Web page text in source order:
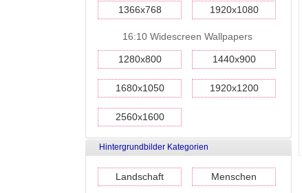
1366x768 1920x1080
16:10 Widescreen Wallpapers
1280x800 1440x900
1680x1050 1920x1200
2560x1600
Hintergrundbilder Kategorien
Landschaft Menschen